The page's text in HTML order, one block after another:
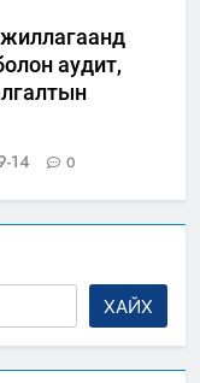
аудит,
14 0
ХАЙХ